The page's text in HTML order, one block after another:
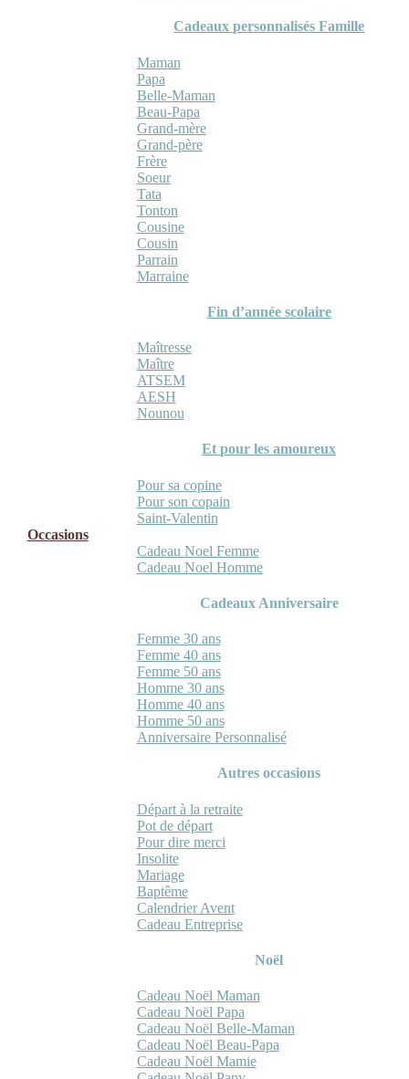
Cadeaux personnalisés Famille
Maman
Papa
Belle-Maman
Beau-Papa
Grand-mère
Grand-père
Frère
Soeur
Tata
Tonton
Cousine
Cousin
Parrain
Marraine
Fin d’année scolaire
Maîtresse
Maître
ATSEM
AESH
Nounou
Et pour les amoureux
Pour sa copine
Pour son copain
Saint-Valentin
Occasions
Cadeau Noel Femme
Cadeau Noel Homme
Cadeaux Anniversaire
Femme 30 ans
Femme 40 ans
Femme 50 ans
Homme 30 ans
Homme 40 ans
Homme 50 ans
Anniversaire Personnalisé
Autres occasions
Départ à la retraite
Pot de départ
Pour dire merci
Insolite
Mariage
Baptême
Calendrier Avent
Cadeau Entreprise
Noël
Cadeau Noël Maman
Cadeau Noël Papa
Cadeau Noël Belle-Maman
Cadeau Noël Beau-Papa
Cadeau Noël Mamie